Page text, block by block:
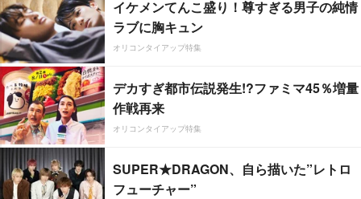
イケメンてんこ盛り！尊すぎる男子の純情
ラブに胸キュン
オリコンタイアップ特集
デカすぎ都市伝説発生!?ファミマ45％増量
作戦再来
オリコンタイアップ特集
SUPER★DRAGON、自ら描いた”レトロ
フューチャー”